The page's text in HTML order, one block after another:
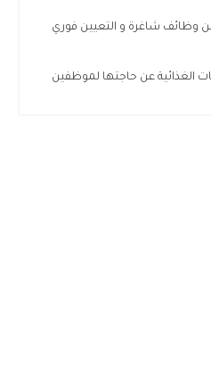
وظائف شاغرة و التعيين فوري